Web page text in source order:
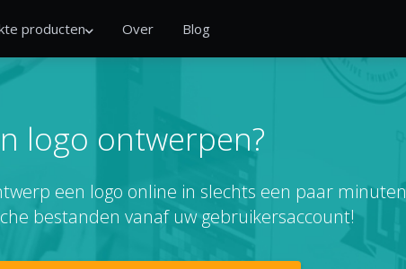
producten Over Blog
logo ontwerpen?
een logo online in slechts een paar minuten
bestanden vanaf uw gebruikersaccount!